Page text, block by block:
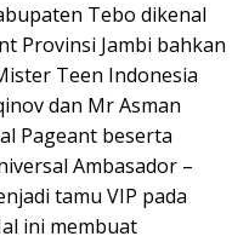
Tebo dikenal
Provinsi Jambi bahkan
Teen Indonesia
dan Mr Asman
Pageant beserta
Ambasador –
tamu VIP pada
ini membuat